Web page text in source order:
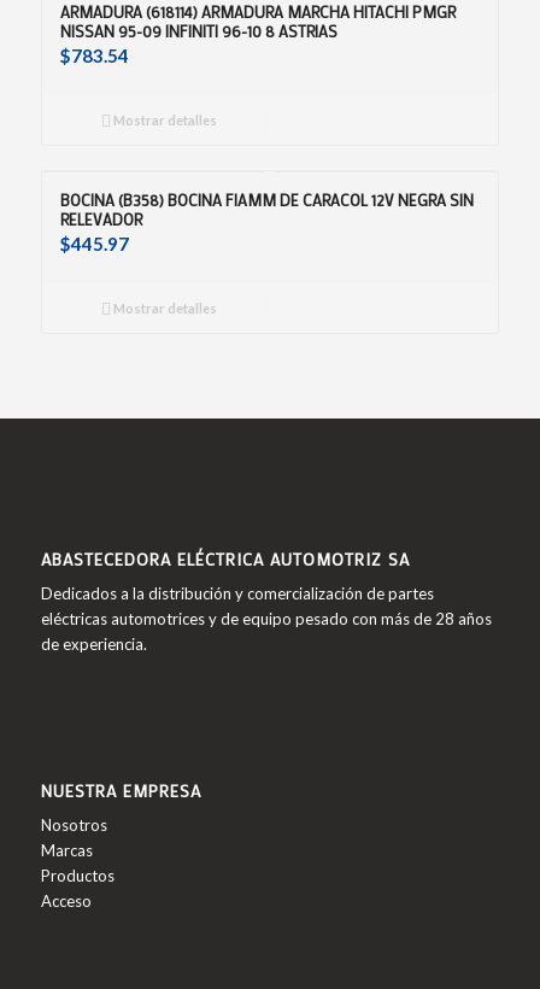
ARMADURA (618114) ARMADURA MARCHA HITACHI PMGR
NISSAN 95-09 INFINITI 96-10 8 ASTRIAS
$783.54
Mostrar detalles
BOCINA (B358) BOCINA FIAMM DE CARACOL 12V NEGRA SIN
RELEVADOR
$445.97
Mostrar detalles
ABASTECEDORA ELÉCTRICA AUTOMOTRIZ SA
Dedicados a la distribución y comercialización de partes
eléctricas automotrices y de equipo pesado con más de 28 años
de experiencia.
NUESTRA EMPRESA
Nosotros
Marcas
Productos
Acceso